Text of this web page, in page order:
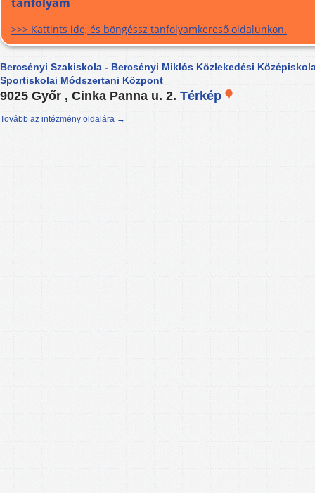
>>> Kattints ide, és böngéssz tanfolyamkereső oldalunkon.
Bercsényi Szakiskola - Bercsényi Miklós Közlekedési
Sportiskolai Módszertani Központ
9025 Győr , Cinka Panna u. 2. Térkép
Tovább az intézmény oldalára →